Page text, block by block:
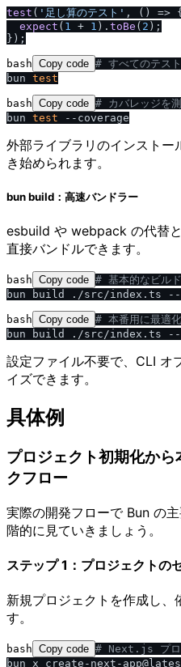
test ( '足し算のテスト' , () =>
expect ( 1 + 1 ). toBe ( 2 );
bash Copy code # すべてのテス
bun test
bash Copy code # カバレッジを
bun test
外部ライブラリのインスト
き始められます。
bun build：高速バンドラー
esbuild や webpack の代替
直接バンドルできます。
bash Copy code # 基本的なビルド
bash Copy code # 本番用に最適化
設定ファイル不要で、CLI オ
イズできます。
具体例
プロジェクト初期化か
クフロー
実際の開発フローで Bun の
階的に見ていきましょう。
ステップ 1：プロジェクトの
新規プロジェクトを作成し、
す。
bash Copy code # Next.js プロ